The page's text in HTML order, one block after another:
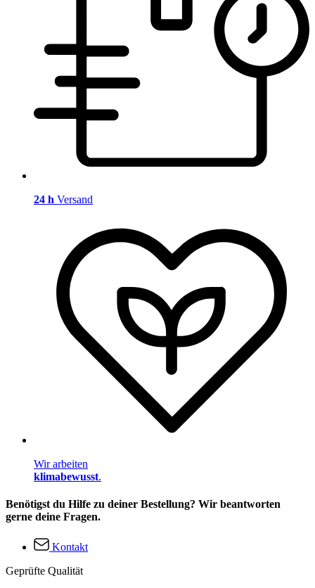
24 h Versand
Wir arbeiten
klimabewusst.
Benötigst du Hilfe zu deiner Bestellung? Wir beantworten
gerne deine Fragen.
Kontakt
Geprüfte Qualität